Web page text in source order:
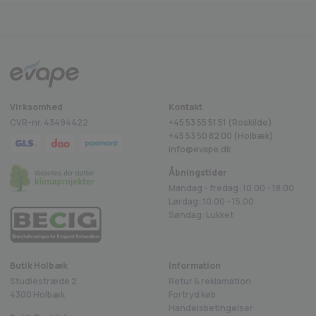
Virksomhed
CVR-nr. 43494422
Kontakt
+45 53 55 51 51 (Roskilde)
+45 53 50 82 00 (Holbæk)
info@evape.dk
Åbningstider
Mandag - fredag: 10.00 - 18.00
Lørdag: 10.00 - 15.00
Søndag: Lukket
Butik Holbæk
Studiestræde 2
4300 Holbæk
Information
Retur & reklamation
Fortryd køb
Handelsbetingelser